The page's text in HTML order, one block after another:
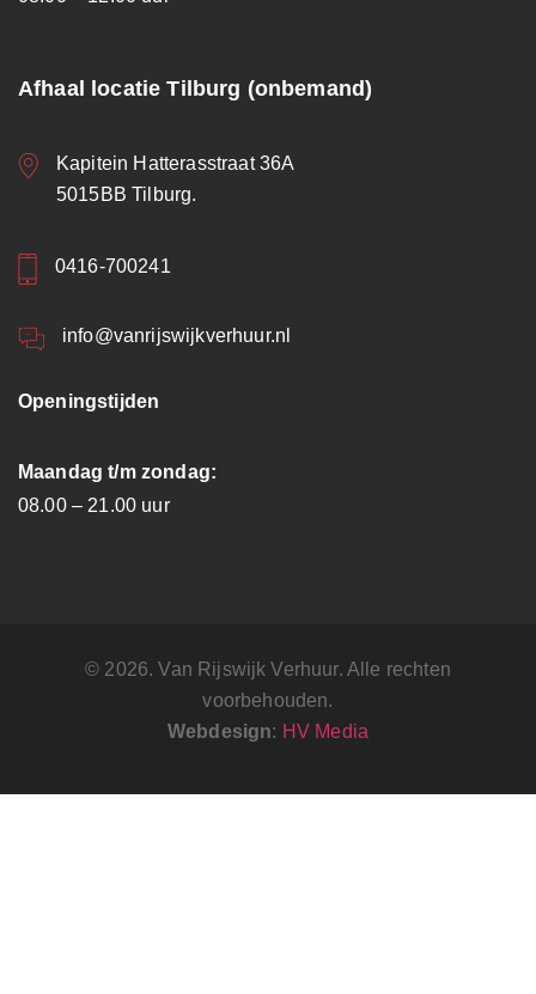
Afhaal locatie Tilburg (onbemand)
Kapitein Hatterasstraat 36A
5015BB Tilburg.
0416-700241
info@vanrijswijkverhuur.nl
Openingstijden
Maandag t/m zondag:
08.00 – 21.00 uur
© 2026. Van Rijswijk Verhuur. Alle rechten
voorbehouden.
Webdesign: HV Media